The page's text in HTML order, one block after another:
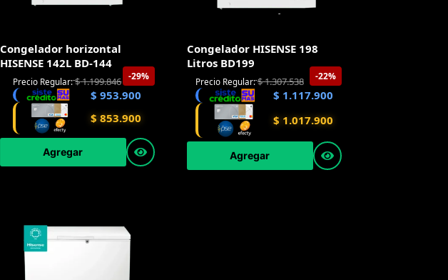
Congelador horizontal
HISENSE 142L BD-144
-29%
Precio Regular:$1.199.846
$ 953.900
$ 853.900
Agregar
Congelador HISENSE 198
Litros BD199
-22%
Precio Regular:$1.307.538
$ 1.117.900
$ 1.017.900
Agregar